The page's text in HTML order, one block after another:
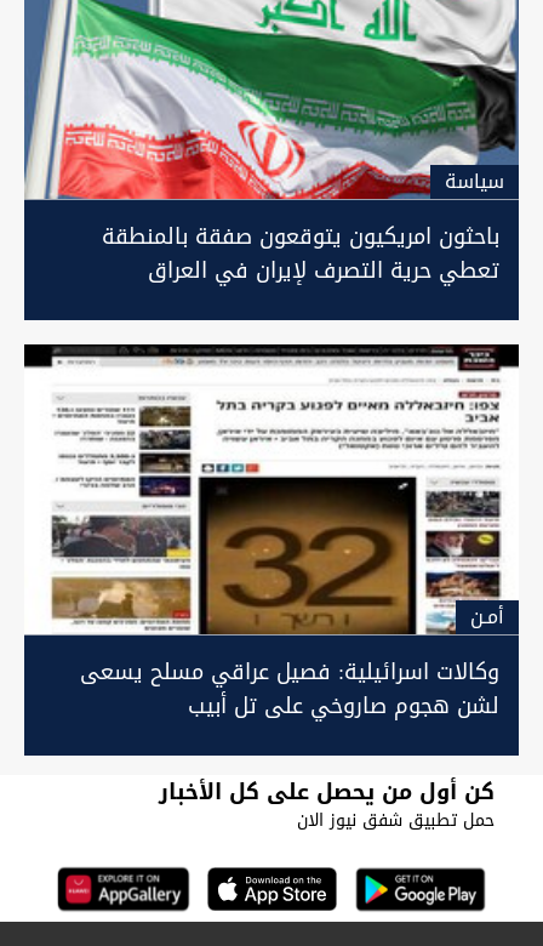
سیاسة
باحثون امريكيون يتوقعون صفقة بالمنطقة
تعطي حرية التصرف لإيران في العراق
أمـن
وكالات اسرائيلية: فصيل عراقي مسلح يسعى
لشن هجوم صاروخي على تل أبيب
كن أول من يحصل على كل الأخبار
حمل تطبيق شفق نيوز الان